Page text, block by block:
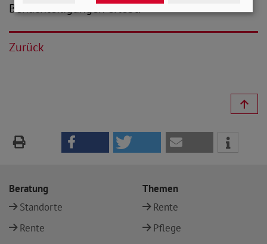
Benachteiligungen erlebt.
Zurück
Beratung
Standorte
Rente
Themen
Rente
Pflege